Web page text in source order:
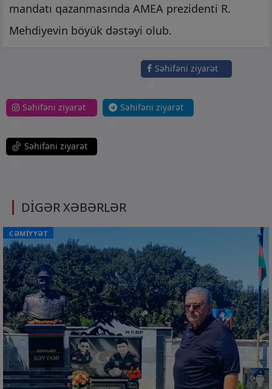
mandatı qazanmasında AMEA prezidenti R.
Mehdiyevin böyük dəstəyi olub.
Səhifəni ziyarət
Səhifəni ziyarət
Səhifəni ziyarət
Səhifəni ziyarət
DİGƏR XƏBƏRLƏR
CƏMİYYƏT